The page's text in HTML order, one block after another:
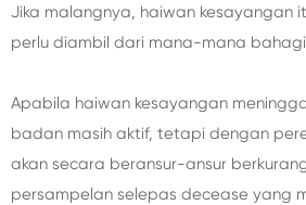
Jika malangnya, haiwan kesayangan
perlu diambil dari mana-mana
Apabila haiwan kesayangan
badan masih aktif, tetapi dengan
akan secara beransur-ansur
persampelan selepas decease yang